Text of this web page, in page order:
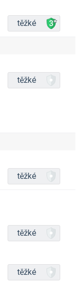
těžké
těžké
těžké
těžké
těžké